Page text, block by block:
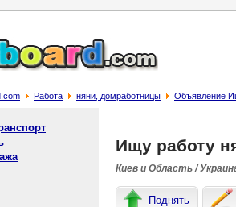
Работа няни, домработницы Объявление
Ищу работу
Киев и Область /
Поднять